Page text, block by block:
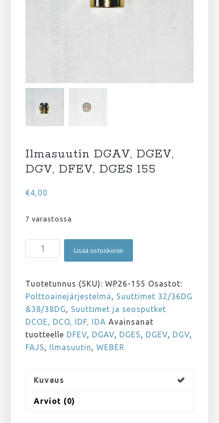
Ilmasuutin DGAV, DGEV,
DGV, DFEV, DGES 155
€4,00
7 varastossa
Ilmasuutin
DGAV,
DGV,
DFEV,
DGES
155
määrä
Lisää ostoskoriin
Tuotetunnus (SKU):WP26-155 Osastot:
Polttoainejärjestelmä, Suuttimet 32/36DG
&38/38DG, Suuttimet ja seosputket
DCOE, DCO, IDF, IDA Avainsanat
tuotteelle DFEV, DGAV, DGES, DGEV, DGV,
FAJS, Ilmasuutin,WEBER
Kuvaus
Arviot (0)